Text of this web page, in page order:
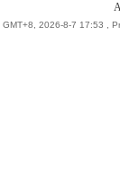
GMT+8, 2026-8-7 17:53 ,